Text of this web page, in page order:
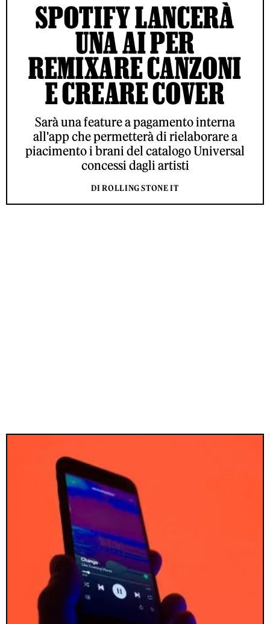
SPOTIFY LANCERÀ
UNA AI PER
REMIXARE CANZONI
E CREARE COVER
Sarà una feature a pagamento interna
all'app che permetterà di rielaborare a
piacimento i brani del catalogo Universal
concessi dagli artisti
DI ROLLING STONE IT